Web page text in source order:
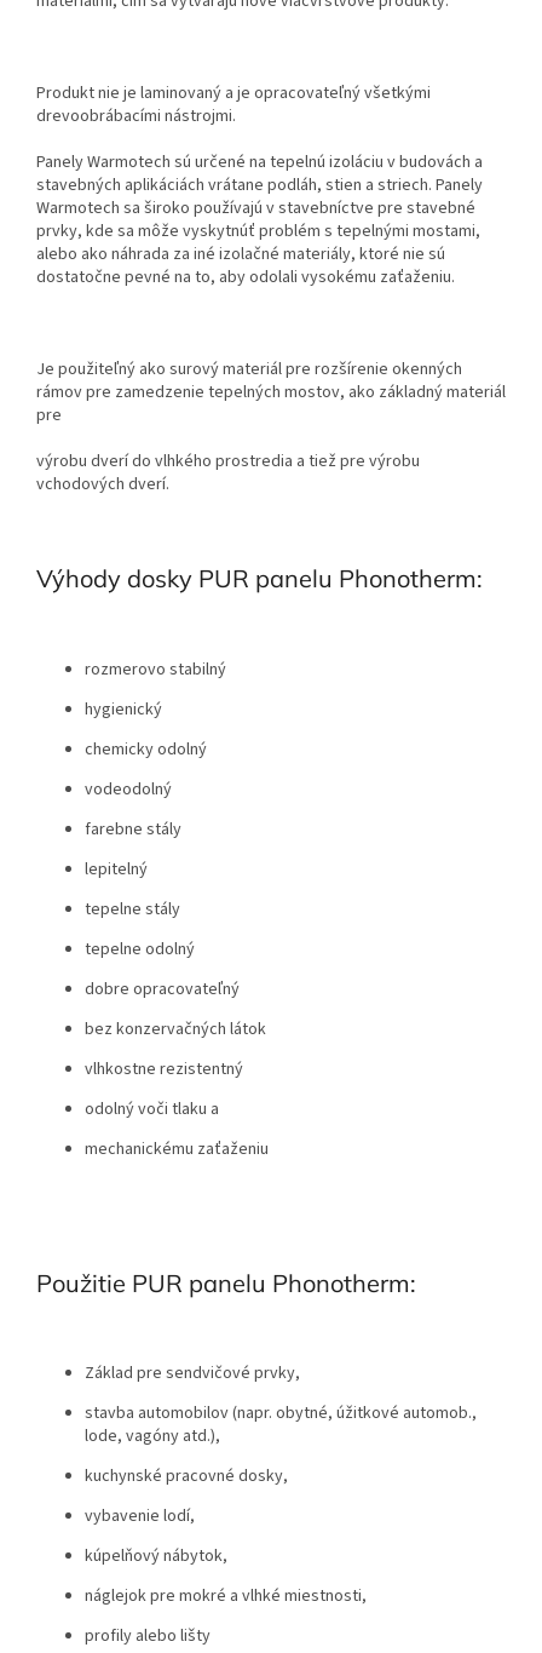
Produkt nie je laminovaný a je opracovateľný všetkými
drevoobrábacími nástrojmi.
Panely Warmotech sú určené na tepelnú izoláciu v budovách a
stavebných aplikáciách vrátane podláh, stien a striech. Panely
Warmotech sa široko používajú v stavebníctve pre stavebné
prvky, kde sa môže vyskytnúť problém s tepelnými mostami,
alebo ako náhrada za iné izolačné materiály, ktoré nie sú
dostatočne pevné na to, aby odolali vysokému zaťaženiu.
Je použiteľný ako surový materiál pre rozšírenie okenných
rámov pre zamedzenie tepelných mostov, ako základný materiál
pre
výrobu dverí do vlhkého prostredia a tiež pre výrobu
vchodových dverí.
Výhody dosky PUR panelu Phonotherm:
rozmerovo stabilný
hygienický
chemicky odolný
vodeodolný
farebne stály
lepitelný
tepelne stály
tepelne odolný
dobre opracovateľný
bez konzervačných látok
vlhkostne rezistentný
odolný voči tlaku a
mechanickému zaťaženiu
Použitie PUR panelu Phonotherm:
Základ pre sendvičové prvky,
stavba automobilov (napr. obytné, úžitkové automob.,
lode, vagóny atd.),
kuchynské pracovné dosky,
vybavenie lodí,
kúpelňový nábytok,
náglejok pre mokré a vlhké miestnosti,
profily alebo lišty